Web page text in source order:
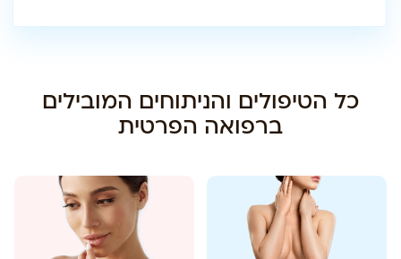
כל הטיפולים והניתוחים המובילים
ברפואה הפרטית